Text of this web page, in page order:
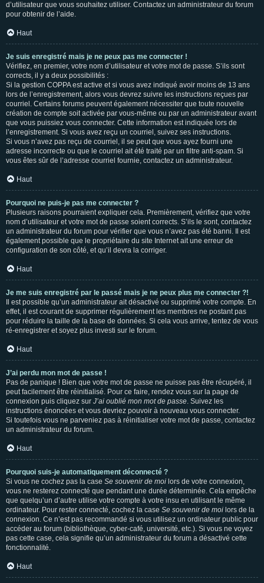
d’utilisateur que vous souhaitez utiliser. Contactez un administrateur du forum
pour obtenir de l’aide.
Haut
Je suis enregistré mais je ne peux pas me connecter !
Vérifiez, en premier, votre nom d’utilisateur et votre mot de passe. S’ils sont
corrects, il y a deux possibilités :
Si la gestion COPPA est active et si vous avez indiqué avoir moins de 13 ans
lors de l’enregistrement, alors vous devrez suivre les instructions reçues par
courriel. Certains forums peuvent également nécessiter que toute nouvelle
création de compte soit activée par vous-même ou par un administrateur avant
que vous puissiez vous connecter. Cette information est indiquée lors de
l’enregistrement. Si vous avez reçu un courriel, suivez ses instructions.
Si vous n’avez pas reçu de courriel, il se peut que vous ayez fourni une
adresse incorrecte ou que le courriel ait été traité par un filtre anti-spam. Si
vous êtes sûr de l’adresse courriel fournie, contactez un administrateur.
Haut
Pourquoi ne puis-je pas me connecter ?
Plusieurs raisons pourraient expliquer cela. Premièrement, vérifiez que votre
nom d’utilisateur et votre mot de passe soient corrects. S’ils le sont, contactez
un administrateur du forum pour vérifier que vous n’avez pas été banni. Il est
également possible que le propriétaire du site Internet ait une erreur de
configuration de son côté, et qu’il devra la corriger.
Haut
Je me suis enregistré par le passé mais je ne peux plus me connecter ?!
Il est possible qu’un administrateur ait désactivé ou supprimé votre compte. En
effet, il est courant de supprimer régulièrement les membres ne postant pas
pour réduire la taille de la base de données. Si cela vous arrive, tentez de vous
ré-enregistrer et soyez plus investi sur le forum.
Haut
J’ai perdu mon mot de passe !
Pas de panique ! Bien que votre mot de passe ne puisse pas être récupéré, il
peut facilement être réinitialisé. Pour ce faire, rendez vous sur la page de
connexion puis cliquez sur J’ai oublié mon mot de passe. Suivez les
instructions énoncées et vous devriez pouvoir à nouveau vous connecter.
Si toutefois vous ne parveniez pas à réinitialiser votre mot de passe, contactez
un administrateur du forum.
Haut
Pourquoi suis-je automatiquement déconnecté ?
Si vous ne cochez pas la case Se souvenir de moi lors de votre connexion,
vous ne resterez connecté que pendant une durée déterminée. Cela empêche
que quelqu’un d’autre utilise votre compte à votre insu en utilisant le même
ordinateur. Pour rester connecté, cochez la case Se souvenir de moi lors de la
connexion. Ce n’est pas recommandé si vous utilisez un ordinateur public pour
accéder au forum (bibliothèque, cyber-café, université, etc.). Si vous ne voyez
pas cette case, cela signifie qu’un administrateur du forum a désactivé cette
fonctionnalité.
Haut